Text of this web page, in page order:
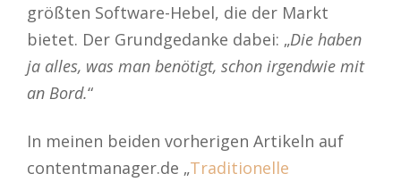
größten Software-Hebel, die der Markt
bietet. Der Grundgedanke dabei: „Die haben
ja alles, was man benötigt, schon irgendwie mit
an Bord.“
In meinen beiden vorherigen Artikeln auf
contentmanager.de „Traditionelle